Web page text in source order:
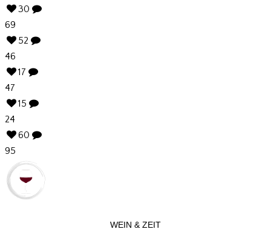
30
69
52
46
17
47
15
24
60
95
WEIN & ZEIT